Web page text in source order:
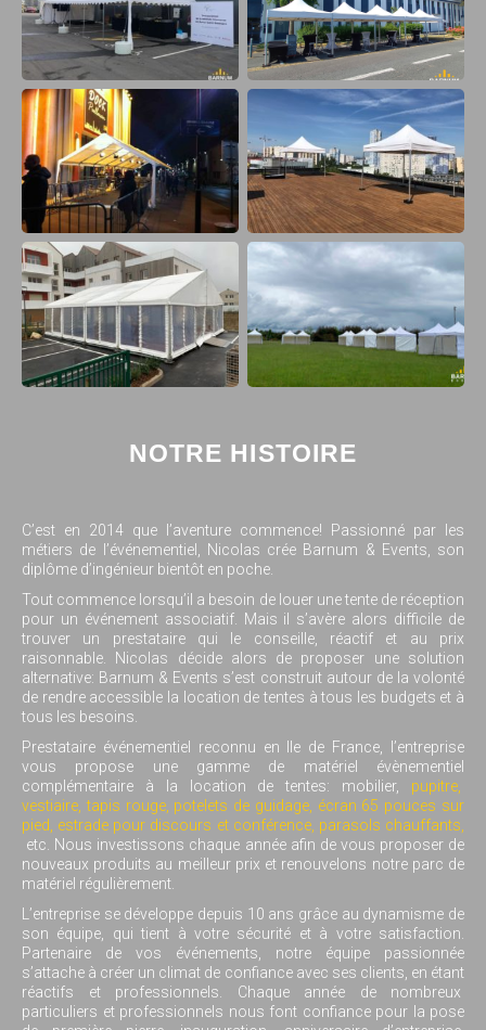
NOTRE HISTOIRE
C’est en 2014 que l’aventure commence! Passionné par les
métiers de l’événementiel, Nicolas crée Barnum & Events, son
diplôme d’ingénieur bientôt en poche.
Tout commence lorsqu’il a besoin de louer une tente de réception
pour un événement associatif. Mais il s’avère alors difficile de
trouver un prestataire qui le conseille, réactif et au prix
raisonnable. Nicolas décide alors de proposer une solution
alternative: Barnum & Events s’est construit autour de la volonté
de rendre accessible la location de tentes à tous les budgets et à
tous les besoins.
Prestataire événementiel reconnu en Ile de France, l’entreprise
vous propose une gamme de matériel évènementiel
complémentaire à la location de tentes: mobilier, pupitre,
vestiaire,tapis rouge, potelets de guidage, écran 65 pouces sur
pied estrade pour discours et conférence, parasols chauffants,
etc. Nous investissons chaque année afin de vous proposer de
nouveaux produits au meilleur prix et renouvelons notre parc de
matériel régulièrement.
L’entreprise se développe depuis 10 ans grâce au dynamisme de
son équipe, qui tient à votre sécurité et à votre satisfaction.
Partenaire de vos événements, notre équipe passionnée
s’attache à créer un climat de confiance avec ses clients, en étant
réactifs et professionnels. Chaque année de nombreux
particuliers et professionnels nous font confiance pour la pose